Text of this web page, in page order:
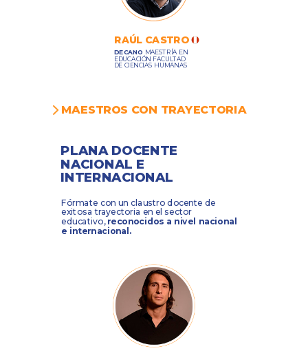
RAÚL CASTRO
MAESTROS CON TRAYECTORIA
Fórmate con un claustro docente de
exitosa trayectoria en el sector
educativo, reconocidos a nivel nacional
e internacional.
PLANA DOCENTE
NACIONAL E
INTERNACIONAL
DECANO MAESTRÍA EN
EDUCACIÓN FACULTAD
DE CIENCIAS HUMANAS